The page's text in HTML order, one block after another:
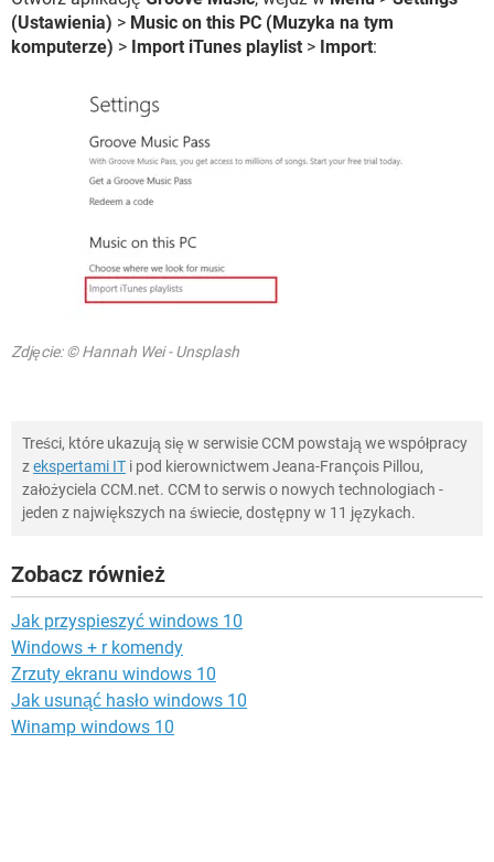
(Ustawienia) > Music on this PC (Muzyka na tym
komputerze) > Import iTunes playlist > Import:
Zdjęcie: © Hannah Wei - Unsplash
Treści, które ukazują się w serwisie CCM powstają we współpracy
zekspertami IT i pod kierownictwem Jeana-François Pillou,
założyciela CCM.net. CCM to serwis o nowych technologiach -
jeden z największych na świecie, dostępny w 11 językach.
Zobacz również
Jak przyspieszyć windows 10
Windows + r komendy
Zrzuty ekranu windows 10
Jak usunąć hasło windows 10
Winamp windows 10